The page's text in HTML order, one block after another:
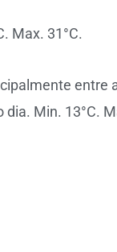
Max. 31°C.
entre
Min. 13°C.